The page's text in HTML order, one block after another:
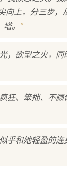
向上，分三步，
。
"
，欲望之火，同
狂、笨拙、不顾
乎和她轻盈的连